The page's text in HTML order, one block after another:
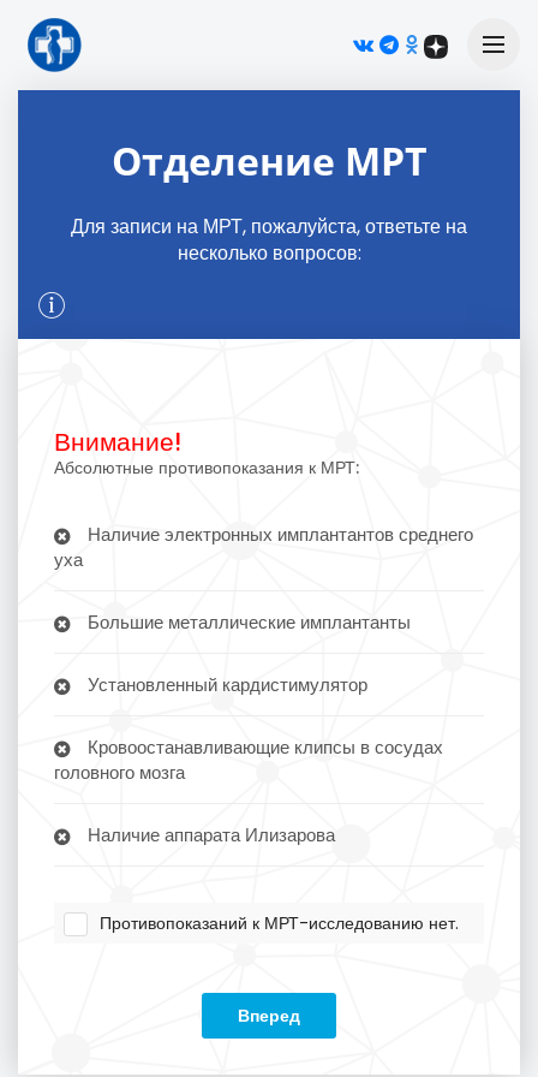
Отделение МРТ
Для записи на МРТ, пожалуйста, ответьте на
несколько вопросов:
Внимание!
Абсолютные противопоказания к МРТ:
Наличие электронных имплантантов среднего
уха
Большие металлические имплантанты
Установленный кардистимулятор
Кровоостанавливающие клипсы в сосудах
головного мозга
Наличие аппарата Илизарова
Противопоказаний к МРТ-исследованию нет.
Вперед